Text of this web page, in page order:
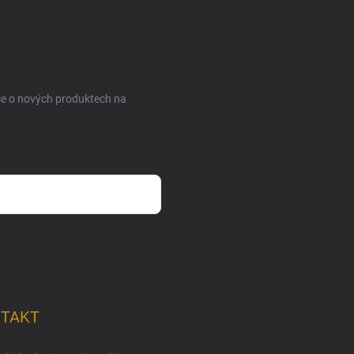
o nových produktech na